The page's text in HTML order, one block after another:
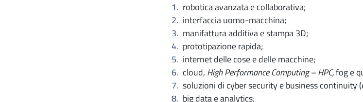
robotica avanzata e collaborativa;
interfaccia uomo-macchina;
manifattura additiva e stampa 3D;
prototipazione rapida;
internet delle cose e delle macchine;
cloud, High Performance Computing – HPC,fog e
soluzioni di cyber security e business continuity
big data e analytics;